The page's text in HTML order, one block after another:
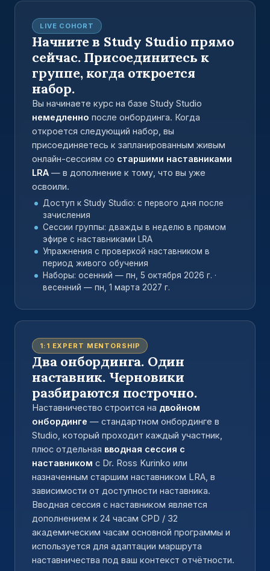
LIVE COHORT
Начните в Study Studio прямо
сейчас. Присоединитесь к
группе, когда откроется
набор.
Вы начинаете курс на базе Study Studio
немедленно после онбординга. Когда
откроется следующий набор, вы
присоединяетесь к запланированным живым
онлайн-сессиям со старшими наставниками
LRA — в дополнение к тому, что вы уже
освоили.
Доступ к Study Studio: с первого дня после
зачисления
Сессии группы: дважды в неделю в прямом
эфире с наставниками LRA
Упражнения с проверкой наставником в
период живого обучения
Наборы: осенний — пн, 5 октября 2026 г. ·
весенний — пн, 1 марта 2027 г.
1:1 EXPERT MENTORSHIP
Два онбординга. Один
наставник. Черновики
разбираются построчно.
Наставничество строится на двойном
онбординге — стандартном онбординге в
Studio, который проходит каждый участник,
плюс отдельная вводная сессия с
наставником с Dr. Ross Kurinko или
назначенным старшим наставником LRA, в
зависимости от доступности наставника.
Вводная сессия с наставником является
дополнением к 24 часам CPD / 32
академическим часам основной программы и
используется для адаптации маршрута
наставничества под ваш контекст отчётности.